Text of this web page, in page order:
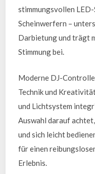
stimmungsvollen
Scheinwerfern –
Darbietung und trägt
Stimmung bei.
Moderne DJ-
Technik und
und Lichtsystem
Auswahl darauf
und sich leicht
für einen
Erlebnis.